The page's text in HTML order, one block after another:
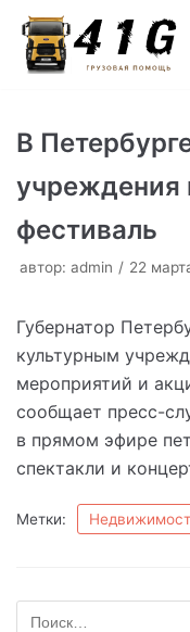
Перейти
к
В
учреждения
фестиваль
автор: admin 22
Губернатор
культурным
мероприятий и
сообщает пресс-
в прямом эфире
спектакли и
Метки: